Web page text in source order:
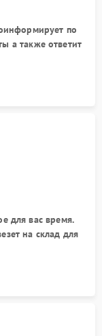
по
а также ответит
для вас время.
на склад для